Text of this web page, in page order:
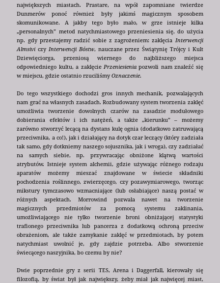
największych miastach. Prastare, na wpół zapomniane twierdze
Dunmerów ponoć również były jakimś magicznym sposobem
skomunikowane. A jakby tego było mało, w grze istnieje kilka
„personalnych” metod natychmiastowego przeniesienia się, do użycia
np. gdy przestajemy radzić sobie z zagrożeniem: zaklęcia Interwencji
Almsivi czy Interwencji Bóstw, nauczane przez Świątynię Trójcy i Kult
Dziewięciorga, przeniosą wiernego do najbliższego miejsca
odpowiedniego kultu, a zaklęcie Przeniesieniapozwoli nam znaleźć się
w miejscu, gdzie ostatnio rzuciliśmyOznaczenie.
Do tego wszystkiego dochodzi gros innych mechanik, pozwalających
nam grać na własnych zasadach. Rozbudowany system tworzenia zaklęć
umożliwia tworzenie dowolnych czarów na zasadzie modułowego
dobierania efektów i ich natężeń, a także „kierunku” – możemy
zarówno stworzyć lecącą na dystans kulę ognia (dodatkowo zatruwającą
przeciwnika, a co!), jak i działający na dotyk czar leczący (który zadziała
tak samo, gdy dotkniemy naszego sojusznika, jak i wroga), czy zadziałać
na samych siebie, np. przywracając obniżone klątwą wartości
atrybutów. Istnieje system alchemii, gdzie używając różnego rodzaju
aparatów możemy mieszać znajdowane w świecie składniki
pochodzenia roślinnego, zwierzęcego, czy pozawymiarowego, tworząc
mikstury tymczasowo wzmacniające (lub osłabiające) naszą postać w
różnych aspektach. Morrowind pozwala nawet na tworzenie
magicznych przedmiotów za pomocą systemu zaklinania,
umożliwiającego nie tylko tworzenie broni obniżającej statystyki
trafionego przeciwnika lub pancerza z dodatkową ochroną przeciw
obrażeniom, ale także zamykanie zaklęć w przedmiotach, by potem
natychmiast uwolnić je, gdy zajdzie potrzeba. Albo stworzenie
świecącego naszyjnika, bo czemu by nie?
Dwie poprzednie gry z serii TES, Arena i Daggerfall, kierowały się
filozofią, by świat był jak największy, żeby miał jak najwięcej miast,